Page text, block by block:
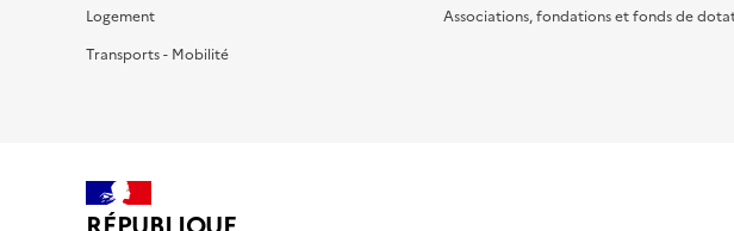
Logement
Transports - Mobilité
Associations, fondations et fonds de